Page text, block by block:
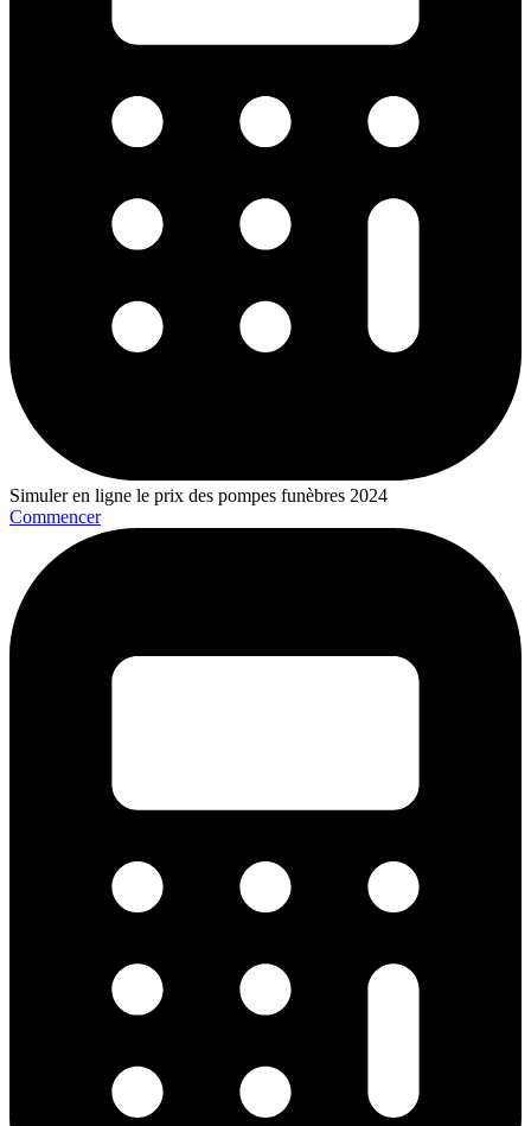
Simuler en ligne le prix des pompes funèbres 2024
Commencer